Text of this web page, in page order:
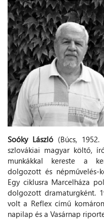
Soóky László (Búcs,
szlovákiai magyar költő,
munkákkal kereste a
dolgozott és népművelés-
Egy ciklusra Marcelháza
dolgozott dramaturgként.
volt a Reflex című
napilap és a Vasárnap